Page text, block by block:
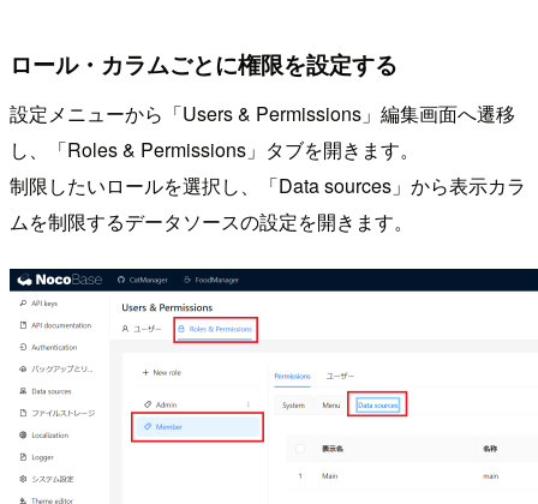
ロール・カラムごとに権限を設定する
設定メニューから「Users & Permissions」編集画面へ遷移
し、「Roles & Permissions」タブを開きます。
制限したいロールを選択し、「Data sources」から表示カラ
ムを制限するデータソースの設定を開きます。